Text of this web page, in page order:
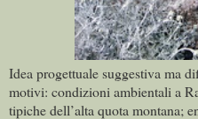
Idea progettuale suggestiva ma
motivi: condizioni ambientali a
tipiche dell’alta quota montana;